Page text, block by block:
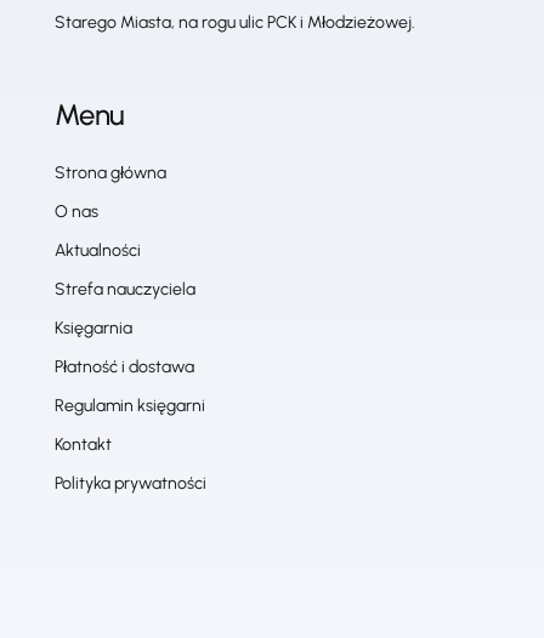
Starego Miasta, na rogu ulic PCK i Młodzieżowej.
Menu
Strona główna
O nas
Aktualności
Strefa nauczyciela
Księgarnia
Płatność i dostawa
Regulamin księgarni
Kontakt
Polityka prywatności